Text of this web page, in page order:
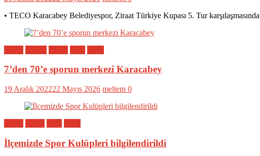
• TECO Karacabey Belediyespor, Ziraat Türkiye Kupası 5. Tur
7’den 70’e sporun merkezi Karacabey
19 Aralık 202222 Mayıs 2026 meltem 0
İlçemizde Spor Kulüpleri bilgilendirildi